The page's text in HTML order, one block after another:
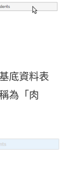
底資料表
為「肉